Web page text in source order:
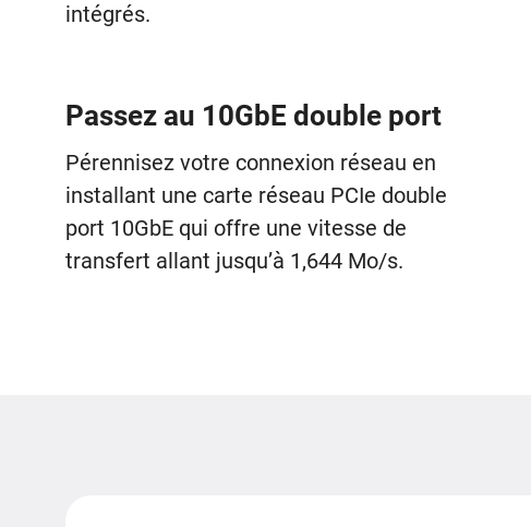
intégrés.
Passez au 10GbE double port
Pérennisez votre connexion réseau en
installant une carte réseau PCIe double
port 10GbE qui offre une vitesse de
transfert allant jusqu’à 1,644 Mo/s.